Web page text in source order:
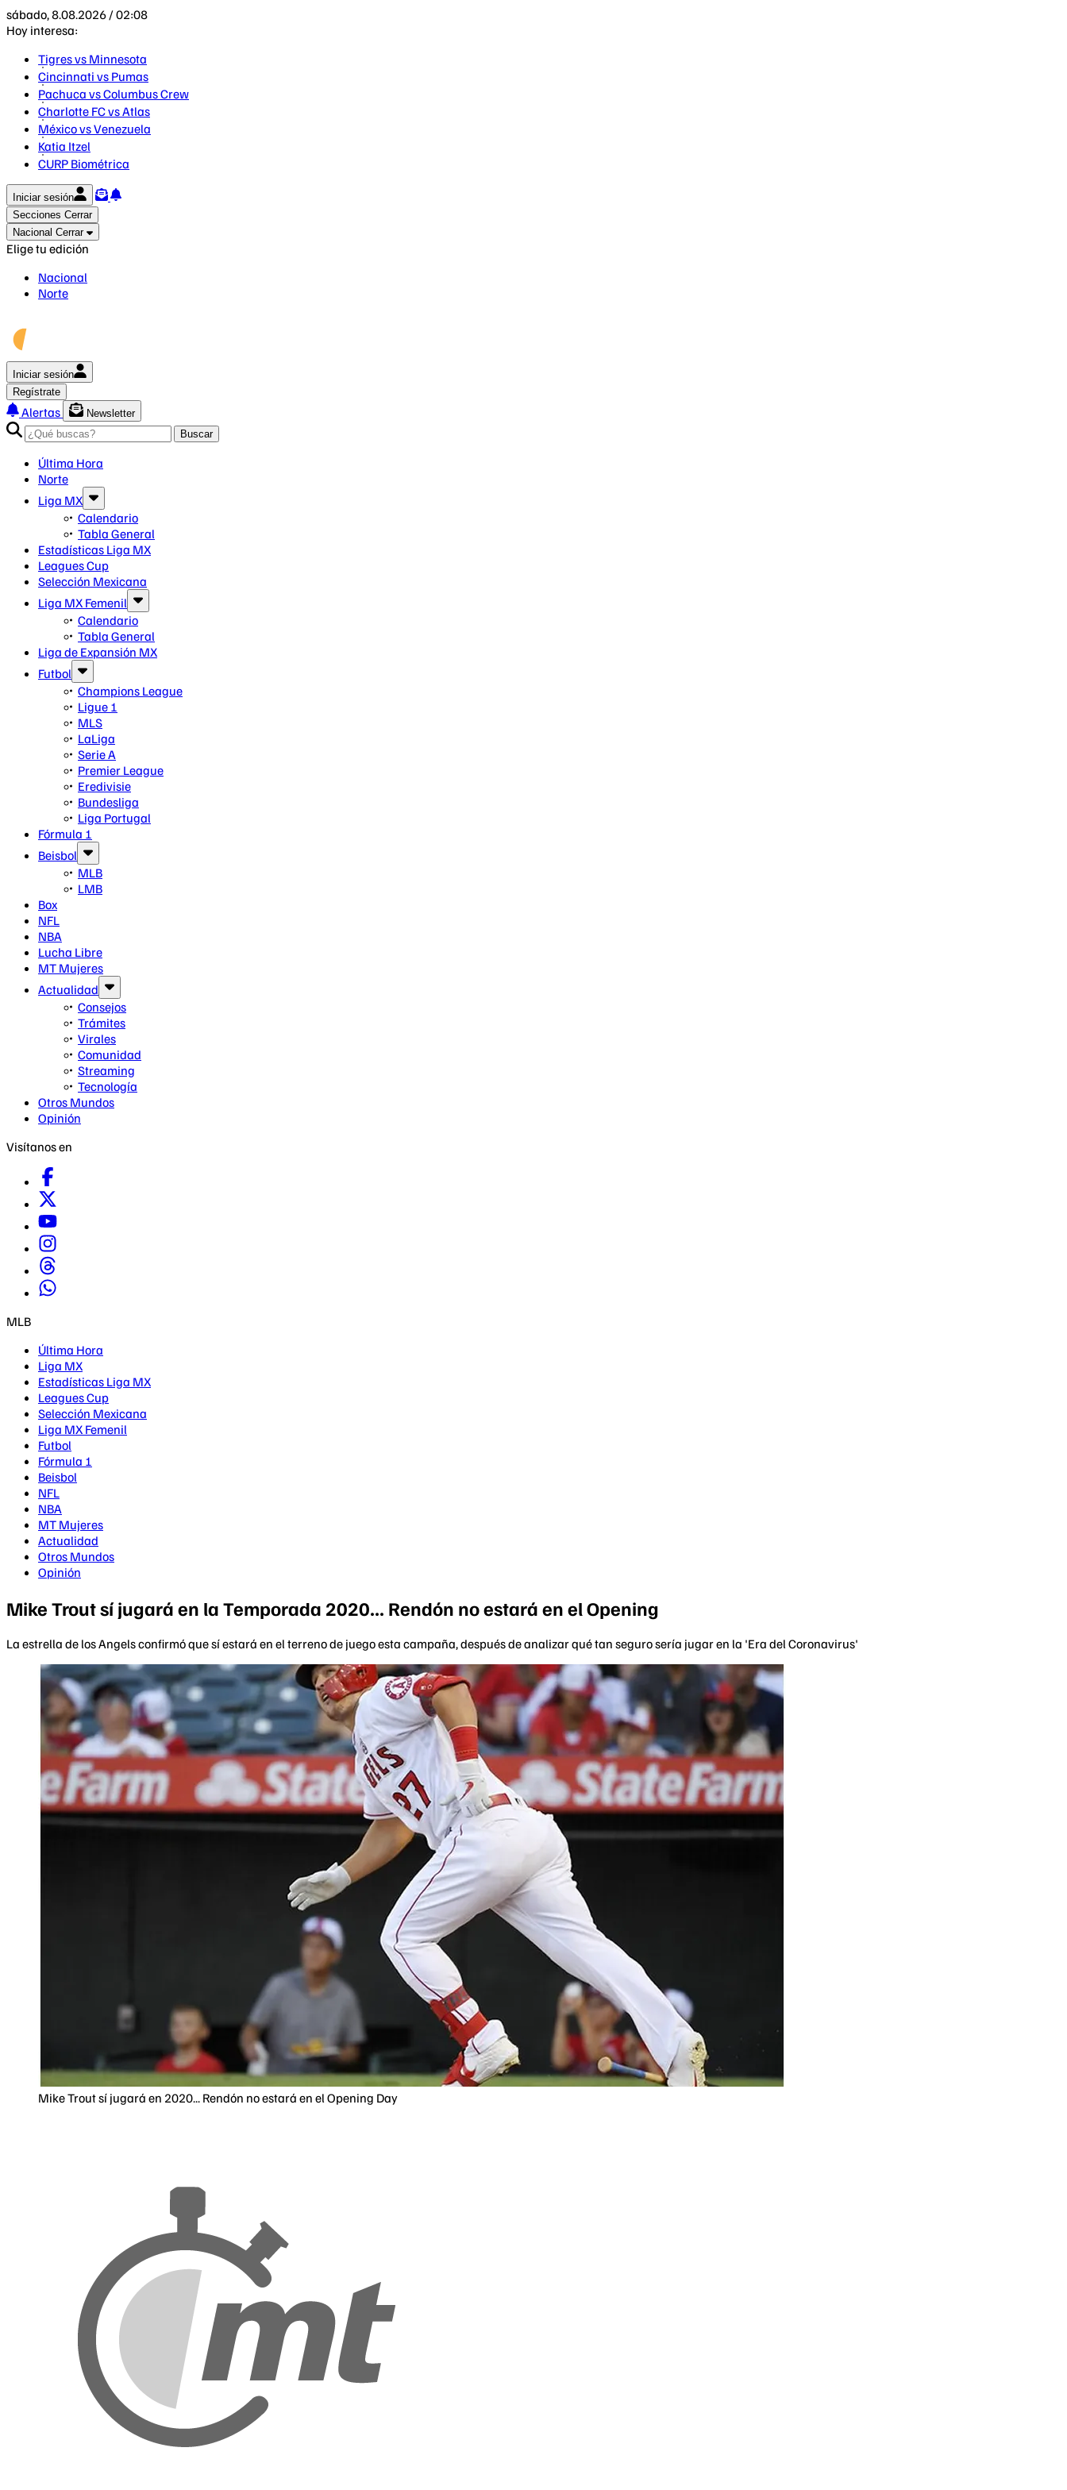
sábado, 8.08.2026 / 02:08
Hoy interesa:
Tigres vs Minnesota
Cincinnati vs Pumas
Pachuca vs Columbus Crew
Charlotte FC vs Atlas
México vs Venezuela
Katia Itzel
CURP Biométrica
Iniciar sesión
Secciones Cerrar
Nacional Cerrar
Elige tu edición
Nacional
Norte
Iniciar sesión
Regístrate
Alertas
Newsletter
Buscar
Última Hora
Norte
Liga MX
Calendario
Tabla General
Estadísticas Liga MX
Leagues Cup
Selección Mexicana
Liga MX Femenil
Calendario
Tabla General
Liga de Expansión MX
Futbol
Champions League
Ligue 1
MLS
LaLiga
Serie A
Premier League
Eredivisie
Bundesliga
Liga Portugal
Fórmula 1
Beisbol
MLB
LMB
Box
NFL
NBA
Lucha Libre
MT Mujeres
Actualidad
Consejos
Trámites
Virales
Comunidad
Streaming
Tecnología
Otros Mundos
Opinión
Visítanos en
MLB
Última Hora
Liga MX
Estadísticas Liga MX
Leagues Cup
Selección Mexicana
Liga MX Femenil
Futbol
Fórmula 1
Beisbol
NFL
NBA
MT Mujeres
Actualidad
Otros Mundos
Opinión
Mike Trout sí jugará en la Temporada 2020... Rendón no estará en el Opening
La estrella de los Angels confirmó que sí estará en el terreno de juego esta campaña, después de analizar qué tan seguro sería jugar en la 'Era del Coronavirus'
Mike Trout sí jugará en 2020... Rendón no estará en el Opening Day